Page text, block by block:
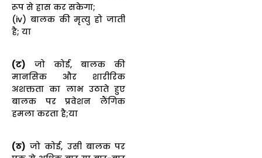
रूप से ह्रास कर सकेगा;
(iv) बालक की मृत्यु हो जाती
है; या
(ट) जो कोई, बालक की
मानसिक और शारीरिक
अशक्तता का लाभ उठाते हुए
बालक पर प्रवेशन लैंगिक
हमला करता है;या
(ठ) जो कोई, उसी बालक पर